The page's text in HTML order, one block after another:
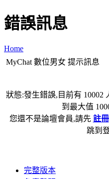
錯誤訊息
Home
MyChat 數位男女 提示訊息
狀態:發生錯誤,目前有 10002
到最大值
您還不是論壇會員,請先 註冊
跳到
完整版本